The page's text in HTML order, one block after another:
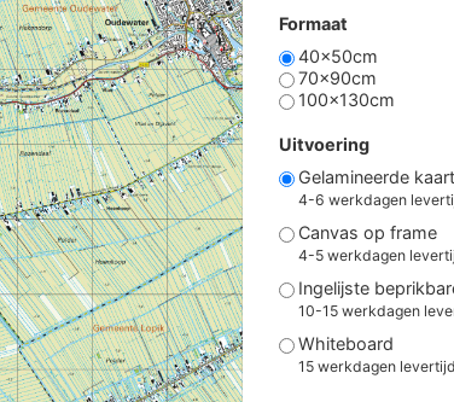
Formaat
40x50cm
70x90cm
100x130cm
Uitvoering
Gelamineerde
4-6 werkdagen
Canvas op frame
4-5 werkdagen
Ingelijste
10-15 werkdagen
Whiteboard
15 werkdagen levertijd